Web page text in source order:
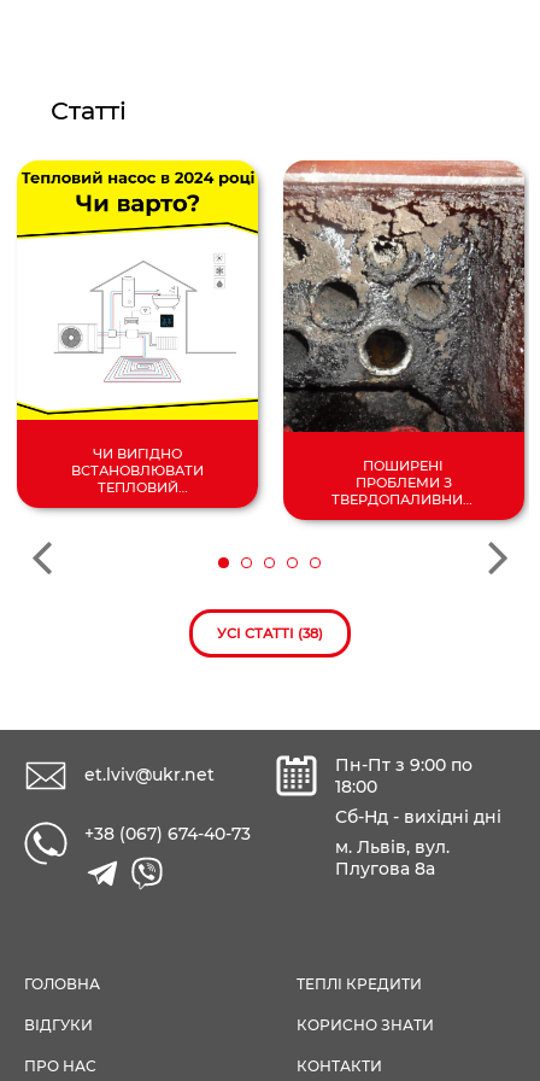
Статті
ЧИ ВИГІДНО
ВСТАНОВЛЮВАТИ
ТЕПЛОВИЙ
НАСОС У 2024
ПОШИРЕНІ
ПРОБЛЕМИ З
ТВЕРДОПАЛИВНИМ
КОТЛОМ
УСІ СТАТТІ (38)
et.lviv@ukr.net
+38 (067) 674-40-73
Пн-Пт з 9:00 по
18:00
Сб-Нд - вихідні дні
м. Львів, вул.
Плугова 8а
ГОЛОВНА
ВІДГУКИ
ПРО НАС
ТЕПЛІ КРЕДИТИ
КОРИСНО ЗНАТИ
КОНТАКТИ